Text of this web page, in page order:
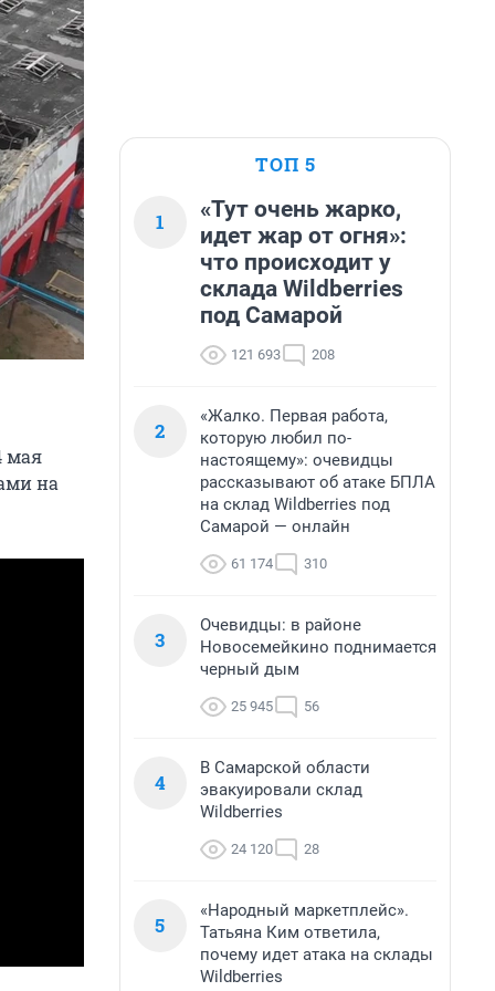
мая
на
ТОП 5
1
«Тут очень жарко,
идет жар от огня»:
что происходит у
склада Wildberries
под Самарой
121 693 208
2
«Жалко. Первая работа,
которую любил по-
настоящему»: очевидцы
рассказывают об атаке БПЛА
на склад Wildberries под
Самарой — онлайн
61 174 310
3
Очевидцы: в районе
Новосемейкино поднимается
черный дым
25 945 56
4
В Самарской области
эвакуировали склад
Wildberries
24 120 28
5
«Народный маркетплейс».
Татьяна Ким ответила,
почему идет атака на склады
Wildberries